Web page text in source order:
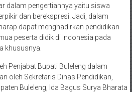
dalam pengertiannya yaitu siswa
dan berekspresi. Jadi, dalam
dapat menghadirkan pendidikan
peserta didik di Indonesia pada
khususnya.
Penjabat Bupati Buleleng dalam
oleh Sekretaris Dinas Pendidikan,
Buleleng, Ida Bagus Surya Bharata